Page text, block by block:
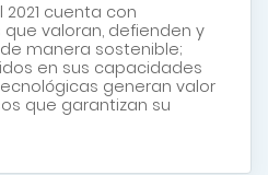
cuenta con
valoran, defienden y
manera sostenible;
en sus capacidades
generan valor
que garantizan su